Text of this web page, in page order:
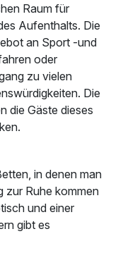
p.P. ab340,00 €
Raum für
Aufenthalts. Die
an Sport -und
oder
zu vielen
Die
die Gäste dieses
in denen man
zur Ruhe kommen
und einer
gibt es